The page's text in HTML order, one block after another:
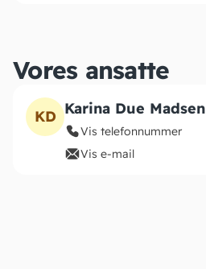
Vores ansatte
KD Karina Due Madsen
Vis telefonnummer
Vis e-mail